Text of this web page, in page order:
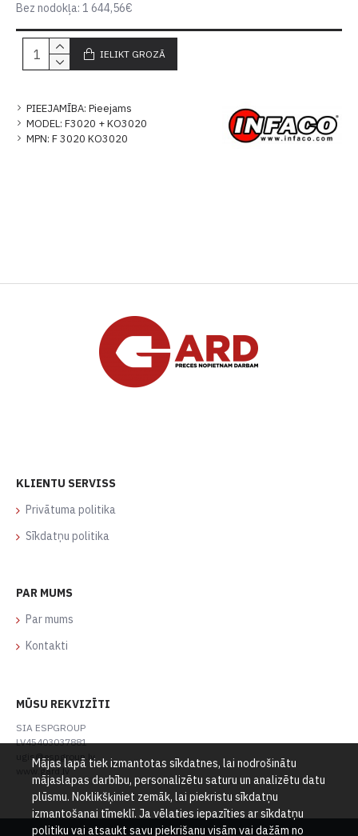
PIEEJAMĪBA: Pieejams
MODEL: F3020 + KO3020
MPN: F 3020 KO3020
Bez nodokļa: 1 644,56€
IELIKT GROZĀ
KLIENTU SERVISS
Privātuma politika
Sīkdatņu politika
PAR MUMS
Par mums
Kontakti
MŪSU REKVIZĪTI
SIA ESPGROUP
LV45403037881
ugis@espgroup.lv
www.gard.lv
Mājas lapā tiek izmantotas sīkdatnes, lai nodrošinātu
mājaslapas darbību, personalizētu saturu un analizētu datu
plūsmu. Noklikšķiniet zemāk, lai piekristu sīkdatņu
izmantošanai tīmeklī. Ja vēlaties iepazīties ar sīkdatņu
politiku vai atsaukt savu piekrišanu visām vai dažām no